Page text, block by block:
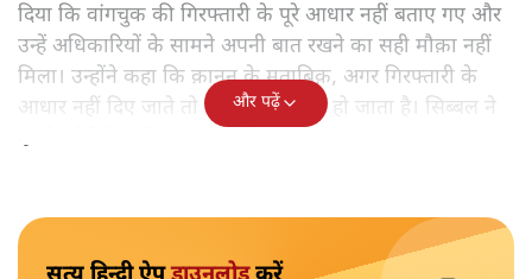
दिया कि वांगचुक की गिरफ्तारी के पूरे आधार नहीं बताए गए और
उन्हें अधिकारियों के सामने अपनी बात रखने का सही मौक़ा नहीं
मिला। उन्होंने कहा कि क़ानून के मुताबिक़, अगर गिरफ्तारी के
आधार नहीं दिए जाते तो पूरा आदेश ग़लत हो जाता है। सिब्बल ने
पुराने कोर्ट फ़ैसलों का हवाला दिया।
और पढ़ें